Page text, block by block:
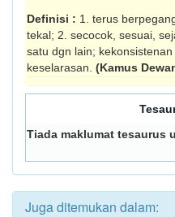
Definisi : 1. terus
tekal; 2. secocok, sesuai,
satu dgn lain;
keselarasan. (Kamus
Tiada maklumat tesaurus
Juga ditemukan dalam: